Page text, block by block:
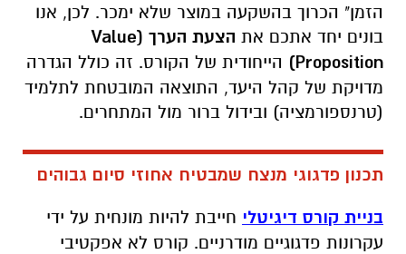
הזמן" הכרוך בהשקעה במוצר שלא ימכר. לכן, אנו
בונים יחד אתכם את הצעת הערך (Value
Proposition
) הייחודית של הקורס. זה כולל הגדרה
מדויקת של קהל היעד, התוצאה המובטחת לתלמיד
(טרנספורמציה) ובידול ברור מול המתחרים.
תכנון פדגוגי מנצח שמבטיח אחוזי סיום גבוהים
בניית קורס דיגיטלי חייבת להיות מונחית על ידי
עקרונות פדגוגיים מודרניים. קורס לא אפקטיבי